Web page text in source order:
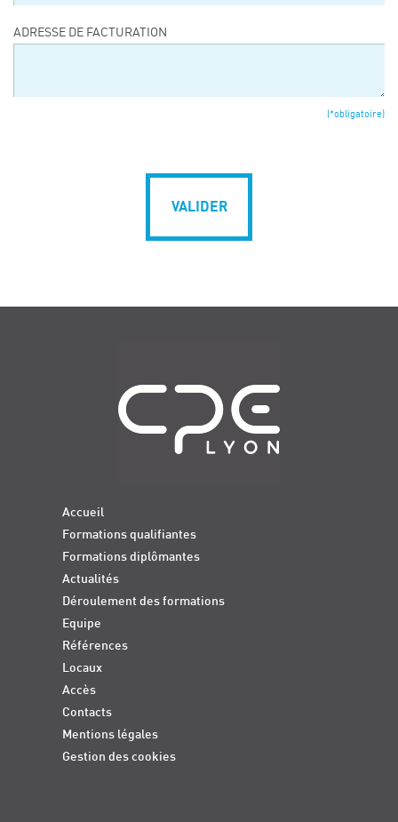
ADRESSE DE FACTURATION
(*obligatoire)
VALIDER
Accueil
Formations qualifiantes
Formations diplômantes
Actualités
Déroulement des formations
Equipe
Références
Locaux
Accès
Contacts
Mentions légales
Gestion des cookies